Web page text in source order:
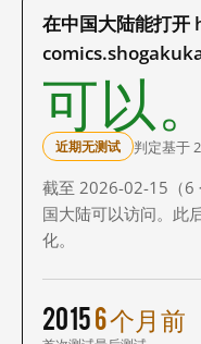
在中国大陆能打
可以。
近期无测试 判定基于
截至 2026-02-15（6
国大陆可以访问。此
化。
20156 个月前